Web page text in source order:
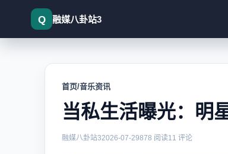
融媒八卦站3
首页/音乐资讯
当私生活曝光：明
当私生活曝光：明星直播
融媒八卦站32026-07-29878 阅读11 评论